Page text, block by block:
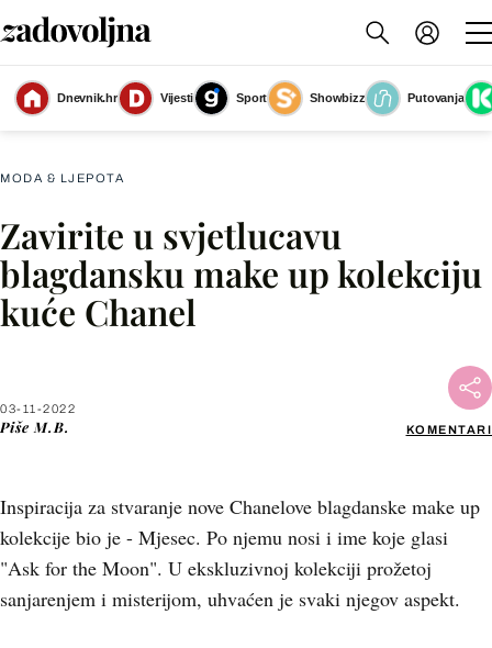
Dnevnik.hr Vijesti Sport Showbizz
Putovanja
Slika nije dostupna
MODA & LJEPOTA
Zavirite u svjetlucavu
blagdansku make up kolekciju
kuće Chanel
03-11-2022
Piše M.B. KOMENTARI
Inspiracija za stvaranje nove Chanelove blagdanske make up
kolekcije bio je - Mjesec. Po njemu nosi i ime koje glasi
"Ask for the Moon". U ekskluzivnoj kolekciji prožetoj
sanjarenjem i misterijom, uhvaćen je svaki njegov aspekt.
Facebook
X